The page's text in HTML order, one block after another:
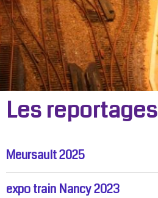
Les reportages
Meursault 2025
expo train Nancy 2023